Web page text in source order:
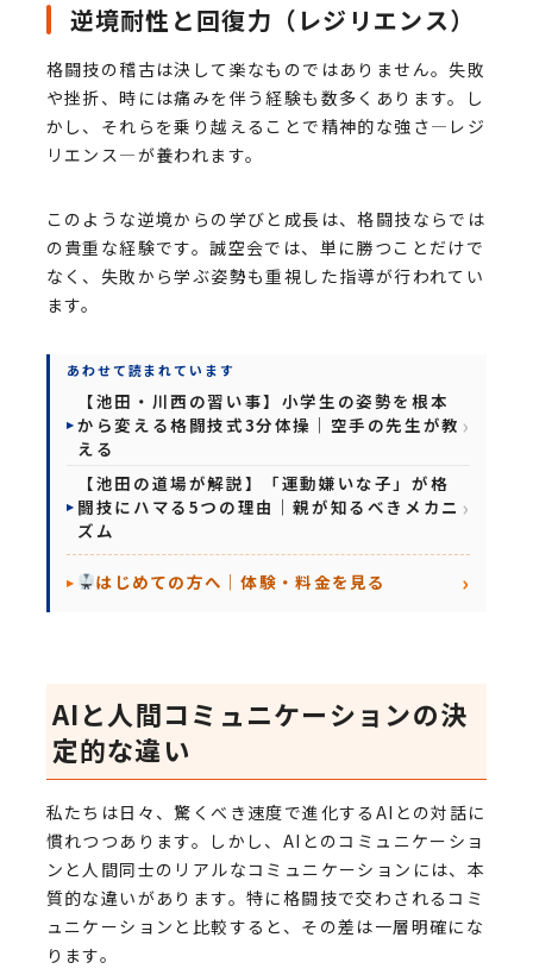
逆境耐性と回復力（レジリエンス）
格闘技の稽古は決して楽なものではありません。失敗
や挫折、時には痛みを伴う経験も数多くあります。し
かし、それらを乗り越えることで精神的な強さ—レジ
リエンス—が養われます。
このような逆境からの学びと成長は、格闘技ならでは
の貴重な経験です。誠空会では、単に勝つことだけで
なく、失敗から学ぶ姿勢も重視した指導が行われてい
ます。
あわせて読まれています
【池田・川西の習い事】小学生の姿勢を根本
から変える格闘技式3分体操｜空手の先生が教
える
【池田の道場が解説】「運動嫌いな子」が格
闘技にハマる5つの理由｜親が知るべきメカニ
ズム
はじめての方へ｜体験・料金を見る
AIと人間コミュニケーションの決
定的な違い
私たちは日々、驚くべき速度で進化するAIとの対話に
慣れつつあります。しかし、AIとのコミュニケーショ
ンと人間同士のリアルなコミュニケーションには、本
質的な違いがあります。特に格闘技で交わされるコミ
ュニケーションと比較すると、その差は一層明確にな
ります。